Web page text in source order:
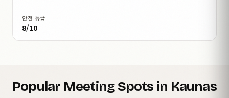
안전 등급
8/10
Popular Meeting Spots in Kaunas